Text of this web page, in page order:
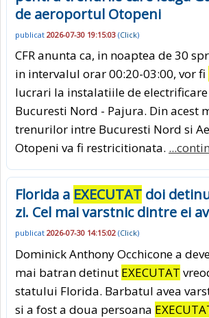
de aeroportul Otopeni
publicat 2026-07-30 19:15:03 (Click)
CFR anunta ca, in noaptea de 30
in intervalul orar 00:20-03:00, vor fi
lucrari la instalatiile de
Bucuresti Nord - Pajura. Din acest
trenurilor intre Bucuresti Nord si
Otopeni va fi restricitionata.
Florida a EXECUTAT doi
zi. Cel mai varstnic dintre ei
publicat 2026-07-30 14:15:02 (Click)
Dominick Anthony Occhicone a
mai batran detinut EXECUTAT
statului Florida. Barbatul avea
si a fost a doua persoana